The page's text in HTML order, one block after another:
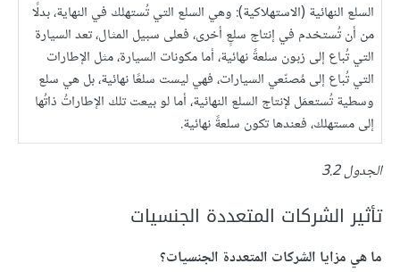
السلع النهائية (الاستهلاكية): وهي السلع التي تُستهلك في النهاية، بدلًا
من أن تُستخدم في إنتاج سلعٍ أخرى، فعلى سبيل المثال، تعد السيارة
التي تُباع إلى زبون سلعةً نهائية، أما مكونات السيارة، مثل الإطارات
التي تُباع إلى مُصنّعي السيارات، فهي ليست سلعًا نهائية، بل هي سلع
وسطية تُستعمَل لإنتاج السلع النهائية، أما لو بيعت تلك الإطاراتُ ذاتُها
إلى مستهلك، فعندها تكون سلعةً نهائية.
الجدول 3.2
تأثير الشركات المتعددة الجنسيات
ما هي مزايا الشركات المتعددة الجنسيات؟